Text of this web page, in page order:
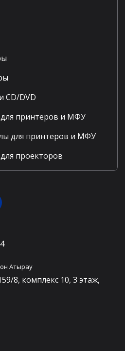
CD/DVD
для принтеров и МФУ
для принтеров и МФУ
проекторов
Атырау
8, комплекс 10, 3 этаж,